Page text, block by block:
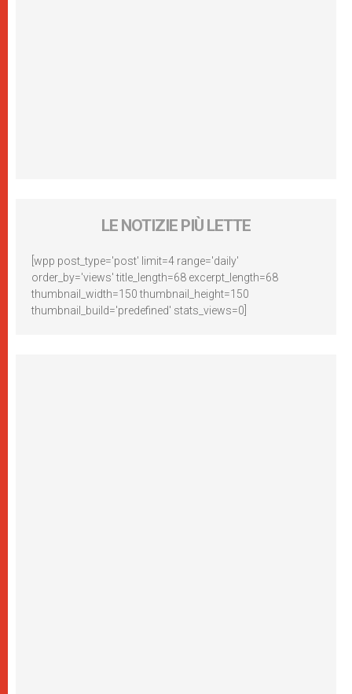
LE NOTIZIE PIÙ LETTE
[wpp post_type='post' limit=4 range='daily'
order_by='views' title_length=68 excerpt_length=68
thumbnail_width=150 thumbnail_height=150
thumbnail_build='predefined' stats_views=0]